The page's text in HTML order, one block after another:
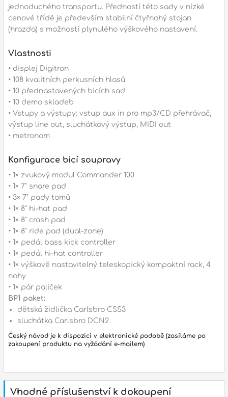
jednoduchého transportu. Předností této sady v nízké
cenové třídě je především stabilní čtyřnohý stojan
(hrazda) s možností plynulého výškového nastavení.
Vlastnosti
• displej Digitron
• 108 kvalitních perkusních hlasů
• 10 přednastavených bicích sad
• 10 demo skladeb
• Vstupy a výstupy: vstup aux in pro mp3/CD přehrávač,
výstup line out, sluchátkový výstup, MIDI out
• metronom
Konfigurace bicí soupravy
• 1× zvukový modul Commander 100
• 1× 7" snare pad
• 3× 7" pady tomů
• 1× 8" hi-hat pad
• 1× 8" crash pad
• 1× 8" ride pad (dual-zone)
• 1× pedál bass kick controller
• 1× pedál hi-hat controller
• 1× výškově nastavitelný teleskopický kompaktní rack, 4
nohy
• 1× pár paliček
BP1 paket:
dětská židlička Carlsbro CSS3
sluchátka Carlsbro DCN2
Český návod je k dispozici v elektronické podobě (zasíláme po
zakoupení produktu na vyžádání e-mailem)
Vhodné příslušenství k dokoupení